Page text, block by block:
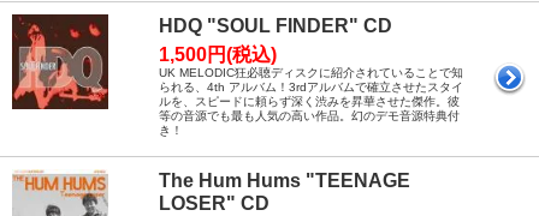
HDQ "SOUL FINDER" CD
1,500円(税込)
UK MELODIC狂必聴ディスクに紹介されていることで知
られる、4th アルバム！3rdアルバムで確立させたスタイ
ルを、スピードに頼らず深く渋みを昇華させた傑作。彼
等の音源でも最も人気の高い作品。幻のデモ音源特典付
き！
The Hum Hums "TEENAGE
LOSER" CD